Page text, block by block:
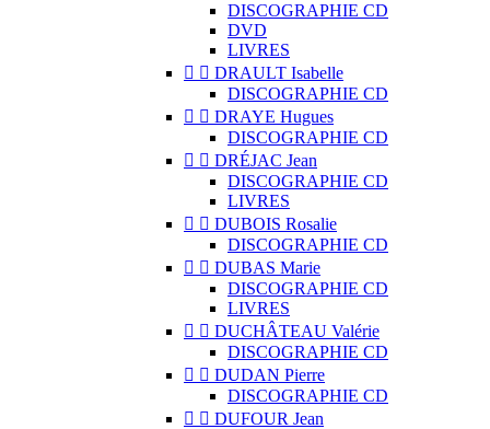
DISCOGRAPHIE CD
DVD
LIVRES
  DRAULT Isabelle
DISCOGRAPHIE CD
  DRAYE Hugues
DISCOGRAPHIE CD
  DRÉJAC Jean
DISCOGRAPHIE CD
LIVRES
  DUBOIS Rosalie
DISCOGRAPHIE CD
  DUBAS Marie
DISCOGRAPHIE CD
LIVRES
  DUCHÂTEAU Valérie
DISCOGRAPHIE CD
  DUDAN Pierre
DISCOGRAPHIE CD
  DUFOUR Jean